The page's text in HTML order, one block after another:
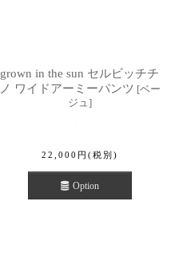
grown in the sun セルビッチチ
ノ ワイドアーミーパンツ [ベー
ジュ]
22,000 円 (税別)
Option